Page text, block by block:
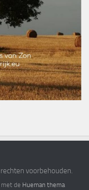
voorbehouden.
de Hueman thema